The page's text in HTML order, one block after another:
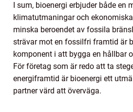
I sum, bioenergi erbjuder både en
klimatutmaningar och
minska beroendet av fossila
strävar mot en fossilfri framtid är
komponent i att bygga en hållbar
För företag som är redo att ta
energiframtid är bioenergi ett
partner värd att överväga.